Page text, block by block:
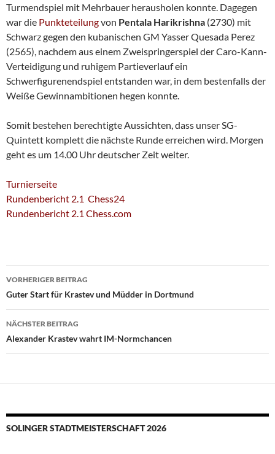
Turmendspiel mit Mehrbauer herausholen konnte. Dagegen
war die Punkteteilungvon Pentala Harikrishna (2730) mit
Schwarz gegen den kubanischen GM Yasser Quesada Perez
(2565), nachdem aus einem Zweispringerspiel der Caro-Kann-
Verteidigung und ruhigem Partieverlauf ein
Schwerfigurenendspiel entstanden war, in dem bestenfalls der
Weiße Gewinnambitionen hegen konnte.
Somit bestehen berechtigte Aussichten, dass unser SG-
Quintett komplett die nächste Runde erreichen wird. Morgen
geht es um 14.00 Uhr deutscher Zeit weiter.
Turnierseite
Rundenbericht 2.1 Chess24
Rundenbericht 2.1 Chess.com
Beitragsnavigation
VORHERIGER BEITRAG
Guter Start für Krastev und Müdder in Dortmund
NÄCHSTER BEITRAG
Alexander Krastev wahrt IM-Normchancen
SOLINGER STADTMEISTERSCHAFT 2026